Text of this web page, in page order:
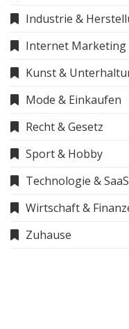
Industrie &
Internet Marketing
Kunst &
Mode & Einkaufen
Recht & Gesetz
Sport & Hobby
Technologie & SaaS
Wirtschaft &
Zuhause